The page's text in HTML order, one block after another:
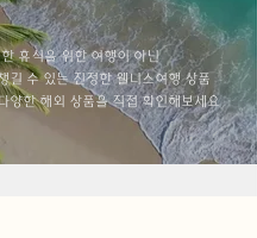
휴식을 위한 여행이 아닌
길 수 있는 진정한 웰니스여행 상품
양한 해외 상품을 직접 확인해보세요